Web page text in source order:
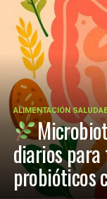
ALIMENTACIÓN
diarios
probióticos